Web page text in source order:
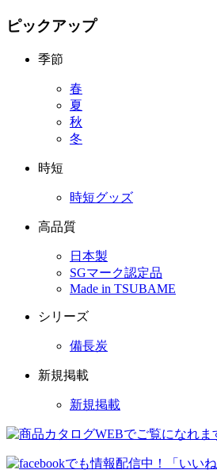
ピックアップ
季節
春
夏
秋
冬
時短
時短グッズ
高品質
日本製
SGマーク認定品
Made in TSUBAME
シリーズ
備長炭
新規掲載
新規掲載